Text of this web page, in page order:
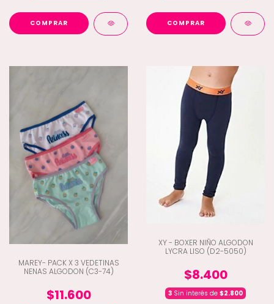
COMPRAR COMPRAR
MAREY- PACK X 3 VEDETINAS
NENAS ALGODON (C3-74)
$11.600
XY - BOXER NIÑO ALGODON
LYCRA LISO (D2-5050)
$8.400
3 Sin interés de $2.800